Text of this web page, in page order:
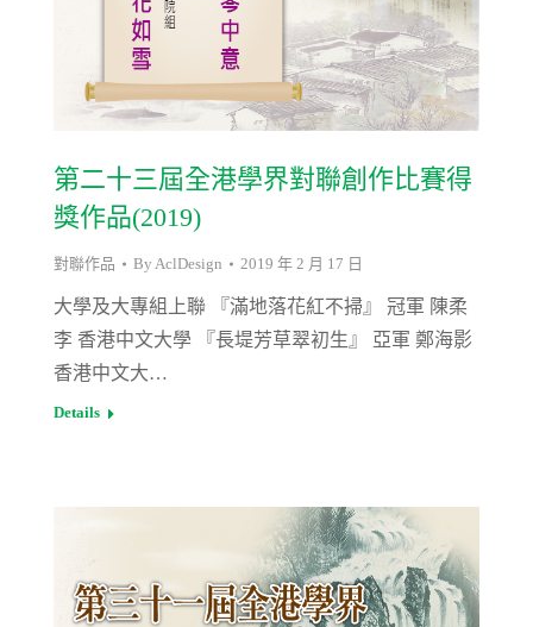
第二十三屆全港學界對聯創作比賽得
獎作品(2019)
對聯作品 By AclDesign 2019 年 2 月 17 日
大學及大專組上聯 『滿地落花紅不掃』 冠軍 陳柔
李 香港中文大學 『長堤芳草翠初生』 亞軍 鄭海影
香港中文大…
Details